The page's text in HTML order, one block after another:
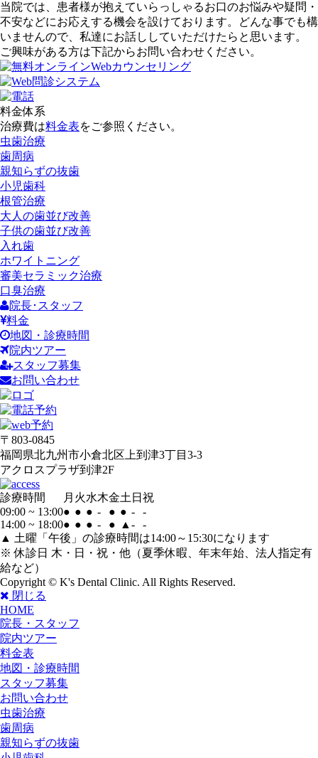
当院では、患者様が抱えていらっしゃるお口のお悩みや疑問・
不安などにお応えする機会を設けております。どんな事でも構
いませんので、私達にお話ししていただけたらと思います。
ご興味がある方は下記からお問い合わせください。
料金体系
治療費は料金表をご参照ください。
虫歯治療
歯周病
親知らずの抜歯
小児歯科
根管治療
大人の歯並び改善
子供の歯並び改善
入れ歯
ホワイトニング
審美セラミック治療
口臭治療
院長･スタッフ
料金
地図・診療時間
院内ツアー
スタッフ募集
お問い合わせ
〒803-0845
福岡県北九州市小倉北区上到津3丁目3-3
アクロスプラザ到津2F
診療時間 月 火水木金土 日 祝
09:00 ~ 13:00● ● ● - ● ● -
-
14:00 ~ 18:00● ● ● - ● ▲ -
-
▲ 土曜「午後」の診療時間は14:00～15:30になります
※ 休診日 木・日・祝・他（夏季休暇、年末年始、法人指定有
給など）
Copyright © K's Dental Clinic. All Rights Reserved.
閉じる
HOME
院長・スタッフ
院内ツアー
料金表
地図・診療時間
スタッフ募集
お問い合わせ
虫歯治療
歯周病
親知らずの抜歯